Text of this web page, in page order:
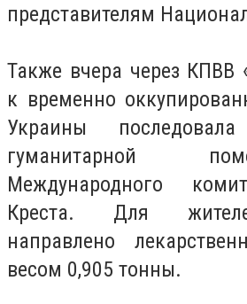
представителям
Также вчера через КПВВ
к временно
Украины
гуманитарной
Международного
Креста. Для
направлено
весом 0,905 тонны.